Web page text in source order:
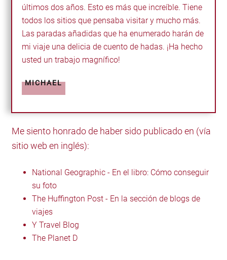
últimos dos años. Esto es más que increíble. Tiene
todos los sitios que pensaba visitar y mucho más.
Las paradas añadidas que ha enumerado harán de
mi viaje una delicia de cuento de hadas. ¡Ha hecho
usted un trabajo magnífico!
MICHAEL
Me siento honrado de haber sido publicado en (vía
sitio web en inglés):
National Geographic - En el libro: Cómo conseguir
su foto
The Huffington Post - En la sección de blogs de
viajes
Y Travel Blog
The Planet D